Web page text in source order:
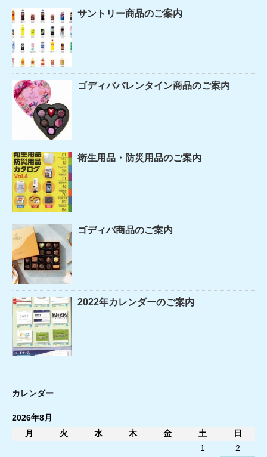
サントリー商品のご案内
ゴディババレンタイン商品のご案内
衛生用品・防災用品のご案内
ゴディバ商品のご案内
2022年カレンダーのご案内
カレンダー
2026年8月
月
火 水 木 金 土 日
1
2